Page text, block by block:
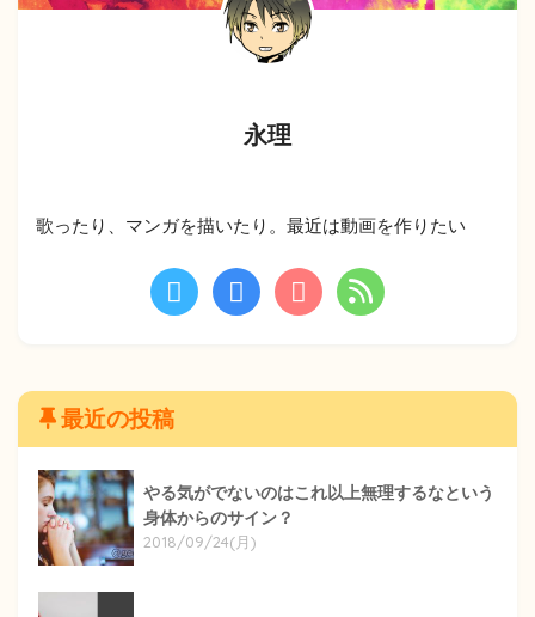
永理
歌ったり、マンガを描いたり。最近は動画を作りたい
最近の投稿
やる気がでないのはこれ以上無理するなという
身体からのサイン？
2018/09/24(月)